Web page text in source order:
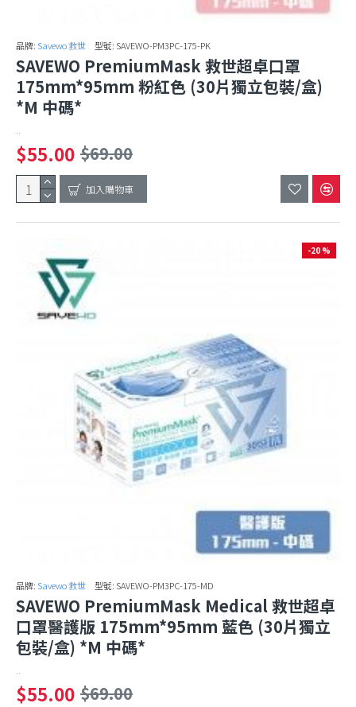
品牌: Savewo 救世 型號: SAVEWO-PM3PC-175-PK
SAVEWO PremiumMask 救世超卓口罩
175mm*95mm 粉紅色 (30片獨立包裝/盒)
*M 中碼*
..
$55.00 $69.00
加入購物車
-20 %
品牌: Savewo 救世 型號: SAVEWO-PM3PC-175-MD
SAVEWO PremiumMask Medical 救世超卓
口罩醫護版 175mm*95mm 藍色 (30片獨立
包裝/盒) *M 中碼*
..
$55.00 $69.00